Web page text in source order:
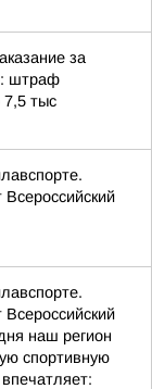
за
штраф
7,5 тыс
Всероссийский
Всероссийский
наш регион
спортивную